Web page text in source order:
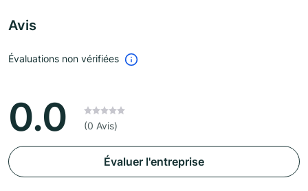
Avis
Évaluations non vérifiées
0.0 (0 Avis)
Évaluer l'entreprise